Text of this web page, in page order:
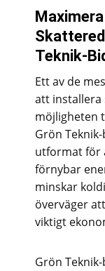
Teknik-
Ett av de
att installera
möjligheten
Grön
utformat för
förnybar
minskar
överväger
viktigt
Grön